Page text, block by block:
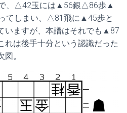
、△42玉には▲56銀△86歩▲
てしまい、△81飛に▲45歩と
いますが、本譜はそれでも▲87
れは後手十分という認識だった
。